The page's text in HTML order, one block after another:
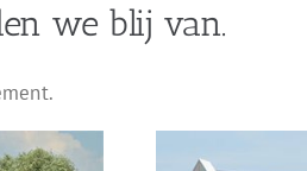
we blij van.